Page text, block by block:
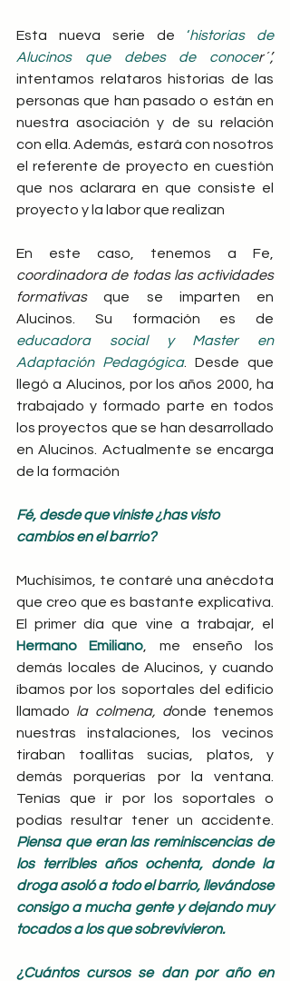
Esta nueva serie de ‘historias de
Alucinos que debes de conoce
r´’,
intentamos relataros historias de las
personas que han pasado o están en
nuestra asociación y de su relación
con ella. Además, estará con nosotros
el referente de proyecto en cuestión
que nos aclarara en que consiste el
proyecto y la labor que realizan
coordinadora de todas las actividades
formativas que se imparten en
Alucinos. Su formación es de
educadora social y Master en
Adaptación Pedagógica. Desde que
llegó a Alucinos, por los años 2000, ha
trabajado y formado parte en todos
los proyectos que se han desarrollado
en Alucinos. Actualmente se encarga
de la formación
Fé, desde que viniste ¿has visto
cambios en el barrio?
Muchísimos, te contaré una anécdota
que creo que es bastante explicativa.
Hermano Emiliano , me enseño los
demás locales de Alucinos, y cuando
íbamos por los soportales del edificio
llamado la colmena, donde tenemos
nuestras instalaciones, los vecinos
tiraban toallitas sucias, platos, y
demás porquerías por la ventana.
Tenías que ir por los soportales o
Piensa que eran las reminiscencias de
los terribles años ochenta, donde la
droga asoló a todo el barrio, llevándose
consigo a mucha gente y dejando muy
tocados a los que sobrevivieron.
¿Cuántos cursos se dan por año en